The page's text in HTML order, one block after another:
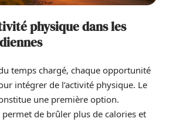
physique dans les
temps chargé, chaque opportunité
intégrer de l’activité physique. Le
une première option.
de brûler plus de calories et